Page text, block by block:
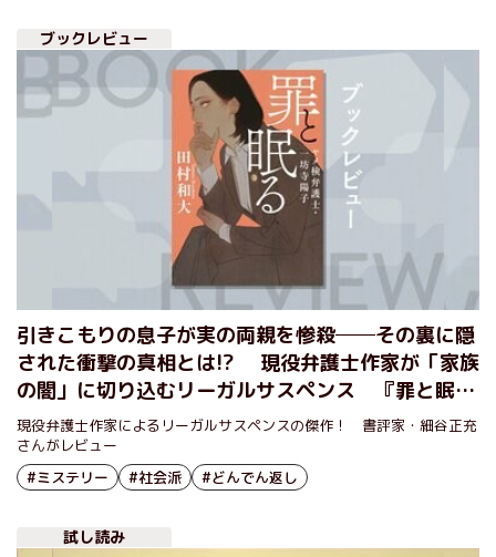
ブックレビュー
引きこもりの息子が実の両親を惨殺──その裏に隠
された衝撃の真相とは!? 現役弁護士作家が「家族
の闇」に切り込むリーガルサスペンス 『罪と眠る
ヤメ検弁護士・一坊寺陽子』田村和大
現役弁護士作家によるリーガルサスペンスの傑作！ 書評家・細谷正充
さんがレビュー
#ミステリー
#社会派 #どんでん返し
試し読み